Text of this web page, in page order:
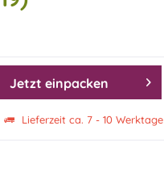
Jetzt einpacken
Lieferzeit ca. 7 - 10 Werktage